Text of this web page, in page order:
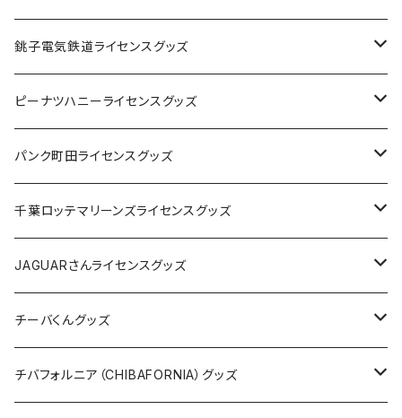
Tシャツ
キャップ
ステッカー
缶バッジ
ホテルキーホルダー
銚子電気鉄道ライセンスグッズ
ステッカー
缶バッジ
アクリルキーホルダー
ホテルキーホルダー
クリアファイル
Tシャツ
ピーナツハニーライセンスグッズ
Tシャツ
キャップ
バッグ
ステッカー
缶バッジ
パンク町田ライセンスグッズ
Tシャツ
キャップ
バッグ
ステッカー
千葉ロッテマリーンズライセンスグッズ
ステッカー
ステッカー
ステッカー大
缶バッジ
缶バッジ32mm
エコバッグ
JAGUARさんライセンスグッズ
Tシャツ
ステッカー
チーバくんグッズ
Tシャツ
チバフォルニア（CHIBAFORNIA）グッズ